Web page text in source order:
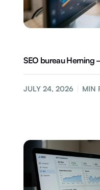
SEO bureau
JULY 24, 2026 MIN